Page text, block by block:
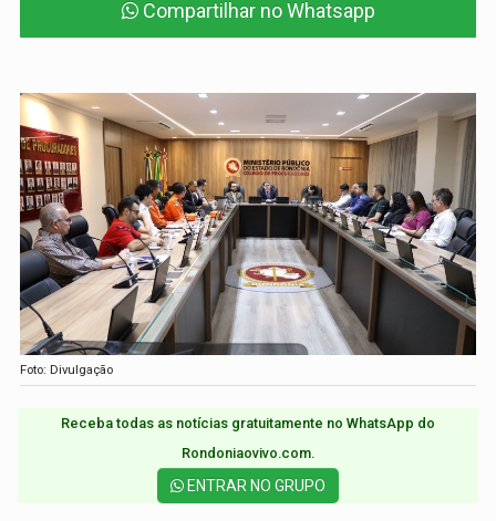
Compartilhar no Whatsapp
Foto: Divulgação
Receba todas as notícias gratuitamente no WhatsApp do
Rondoniaovivo.com.​
ENTRAR NO GRUPO